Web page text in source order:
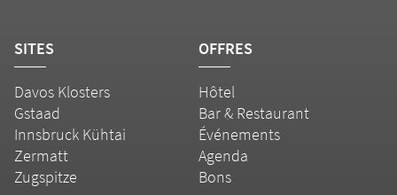
SITES
Davos Klosters
Gstaad
Innsbruck Kühtai
Zermatt
Zugspitze
OFFRES
Hôtel
Bar & Restaurant
Événements
Agenda
Bons